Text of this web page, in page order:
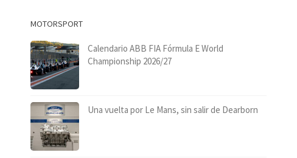
MOTORSPORT
Calendario ABB FIA Fórmula E World
Championship 2026/27
Una vuelta por Le Mans, sin salir de Dearborn